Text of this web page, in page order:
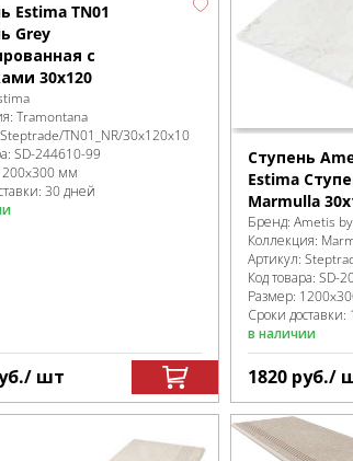
Estima TN01
Grey
с
30x120
Tramontana
Steptrade/TN01_NR/30x120x10
SD-244610-99
мм
30 дней
/ шт
Ступень
Estima
Marmulla
Бренд:Ametis
Коллекция:
Артикул:
Код товара:SD-
Размер:
Сроки доставки:
в наличии
1820 руб./